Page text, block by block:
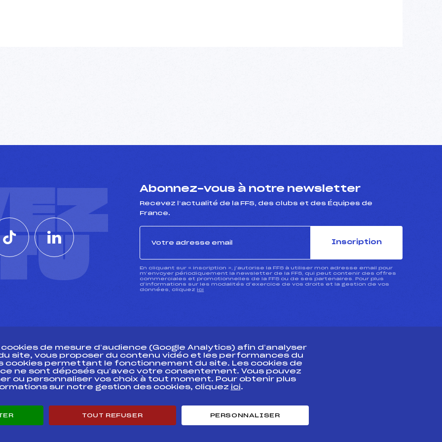
Abonnez-vous à notre newsletter
Recevez l’actualité de la FFS, des clubs et des Équipes de
France.
Inscription
En cliquant sur « inscription », j’autorise la FFS à utiliser mon adresse email pour
m’envoyer périodiquement la newsletter de la FFS, qui peut contenir des offres
commerciales et promotionnelles de la FFS ou de ses partenaires. Pour plus
d’informations sur les modalités d’exercice de vos droits et la gestion de vos
données, cliquez ici
Pass’Neige
Projet sportif fédéral
Pôle vie de l’athlète
Enseignement professionnel
de mesure d’audience (Google Analytics) afin d’analyser
site, vous proposer du contenu vidéo et les performances du
cookies permettant le fonctionnement du site. Les cookies de
ne sont déposés qu’avec votre consentement. Vous pouvez
ou personnaliser vos choix à tout moment. Pour obtenir plus
sur notre gestion des cookies, cliquez ici.
TOUT REFUSER PERSONNALISER